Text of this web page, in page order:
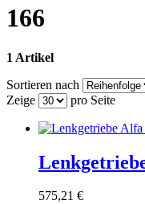
166
1 Artikel
Sortieren nach
Zeige
pro Seite
575,21 €